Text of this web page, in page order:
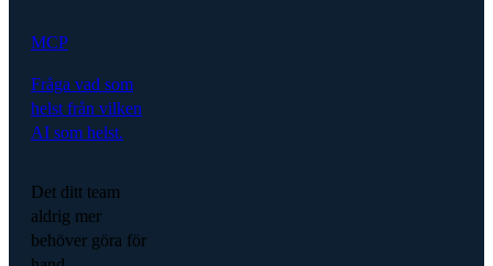
MCP
Fråga vad som
helst från vilken
AI som helst.
Det ditt team
aldrig mer
behöver göra för